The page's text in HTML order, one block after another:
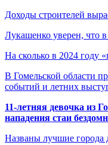
Доходы строителей
Лукашенко уверен, что
На сколько в 2024 году
В Гомельской области
событий и летних
11-летняя девочка из
нападения стаи
Названы лучшие города